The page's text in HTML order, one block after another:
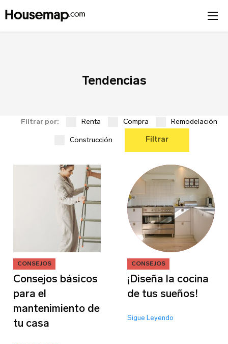
Tendencias
Filtrar por: Renta Compra Remodelación
Construcción Filtrar
CONSEJOS
Consejos básicos
para el
mantenimiento de
tu casa
CONSEJOS
¡Diseña la cocina
de tus sueños!
Sigue Leyendo
Tu nombre (requerido)
Nombre del negocio (requerido)
Sobre tu negocio